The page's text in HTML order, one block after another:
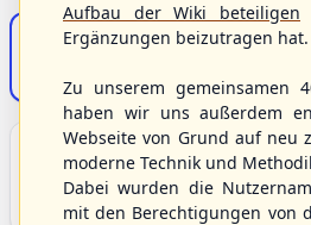
S/HBV-Shop
Unser Sport
Grundlagen und
und Baseball5.
Aufbau der Wiki beteiligen
Ergänzungen beizutragen hat.
Zu unserem gemeinsamen
haben wir uns außerdem
Webseite von Grund auf neu
moderne Technik und
Dabei wurden die
mit den Berechtigungen von